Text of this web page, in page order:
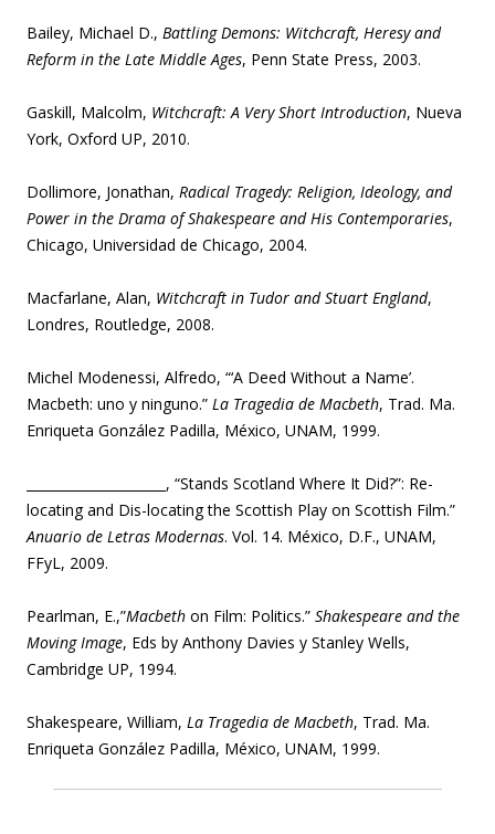
Bailey, Michael D., Battling Demons: Witchcraft, Heresy and
Reform in the Late Middle Ages, Penn State Press, 2003.
Gaskill, Malcolm, Witchcraft: A Very Short Introduction, Nueva
York, Oxford UP, 2010.
Dollimore, Jonathan, Radical Tragedy: Religion, Ideology, and
Power in the Drama of Shakespeare and His Contemporaries,
Chicago, Universidad de Chicago, 2004.
Macfarlane, Alan, Witchcraft in Tudor and Stuart England,
Londres, Routledge, 2008.
Michel Modenessi, Alfredo, “‘A Deed Without a Name’.
Macbeth: uno y ninguno.” La Tragedia de Macbeth, Trad. Ma.
Enriqueta González Padilla, México, UNAM, 1999.
_____________________, “Stands Scotland Where It Did?”: Re-
locating and Dis-locating the Scottish Play on Scottish Film.”
Anuario de Letras Modernas. Vol. 14. México, D.F., UNAM,
FFyL, 2009.
Pearlman, E.,”Macbeth on Film: Politics.” Shakespeare and the
Moving Image, Eds by Anthony Davies y Stanley Wells,
Cambridge UP, 1994.
Shakespeare, William, La Tragedia de Macbeth, Trad. Ma.
Enriqueta González Padilla, México, UNAM, 1999.